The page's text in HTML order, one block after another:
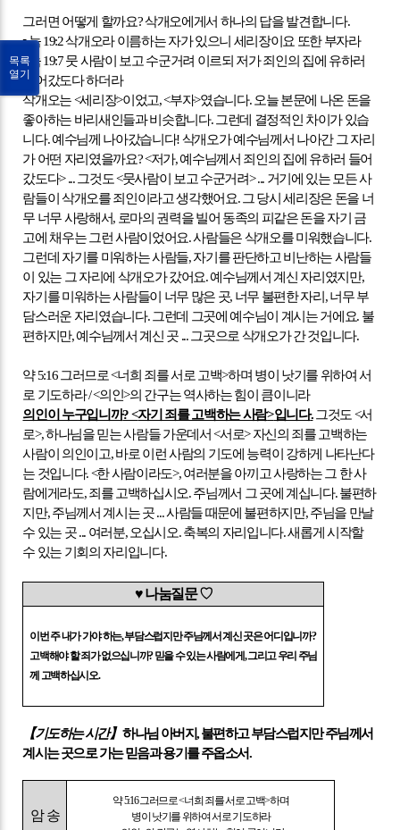
그러면 어떻게 할까요?삭개오에게서 하나의 답을 발견합니다.
▪눅19:2삭개오라 이름하는 자가 있으니 세리장이요 또한 부자라
▪눅19:7뭇 사람이 보고 수군거려 이르되 저가 죄인의 집에 유하러
들어갔도다 하더라
삭개오는<세리장>이었고, <부자>였습니다. 오늘 본문에 나온 돈을
좋아하는 바리새인들과 비슷합니다. 그런데 결정적인 차이가 있습
니다.예수님께 나아갔습니다!삭개오가 예수님께서 나아간 그 자리
가 어떤 자리였을까요? <저가,예수님께서 죄인의 집에 유하러 들어
갔도다> ... 그것도<뭇사람이 보고 수군거려> ... 거기에 있는 모든 사
람들이 삭개오를 죄인이라고 생각했어요. 그 당시 세리장은 돈을 너
무 너무 사랑해서, 로마의 권력을 빌어 동족의 피같은 돈을 자기 금
고에 채우는 그런 사람이었어요.사람들은 삭개오를 미워했습니다.
그런데 자기를 미워하는 사람들,자기를 판단하고 비난하는 사람들
이 있는 그 자리에 삭개오가 갔어요.예수님께서 계신 자리였지만,
자기를 미워하는 사람들이 너무 많은 곳, 너무 불편한 자리 ,너무 부
담스러운 자리였습니다. 그런데 그곳에 예수님이 계시는 거에요. 불
편하지만,예수님께서 계신 곳 ... 그곳으로 삭개오가 간 것입니다.
약5:16 그러므로<너희 죄를 서로 고백>하며 병이 낫기를 위하여 서
로 기도하라/ <의인>의 간구는 역사하는 힘이 큼이니라
의인이 누구입니까? <자기 죄를 고백하는 사람>입니다. 그것도 <서
로>,하나님을 믿는 사람들 가운데서<서로>자신의 죄를 고백하는
사람이 의인이고,바로 이런 사람의 기도에 능력이 강하게 나타난다
는 것입니다. <한 사람이라도>,여러분을 아끼고 사랑하는 그 한 사
람에게라도,죄를 고백하십시오.주님께서 그 곳에 계십니다.불편하
지만,주님께서 계시는 곳...사람들 때문에 불편하지만,주님을 만날
수 있는 곳... 여러분, 오십시오.축복의 자리입니다.새롭게 시작할
수 있는 기회의 자리입니다.
♥나눔질문♡
이번 주 내가 가야 하는,부담스럽지만 주님께서 계신 곳은 어디입니까?
고백해야 할 죄가 없으십니까?믿을 수 있는 사람에게,그리고 우리 주님
께 고백하십시오.
【기도하는 시간】 하나님 아버지,불편하고 부담스럽지만 주님께서
계시는 곳으로 가는 믿음과 용기를 주옵소서.
암 송
약5:16그러므로<너희 죄를 서로 고백>하며
병이 낫기를 위하여 서로 기도하라
목록
열기